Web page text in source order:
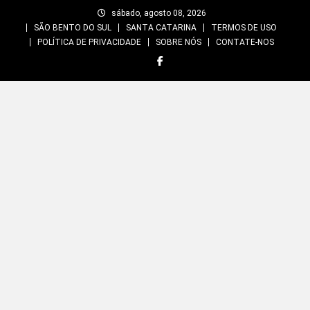
sábado, agosto 08, 2026
SÃO BENTO DO SUL
SANTA CATARINA
TERMOS DE USO
POLÍTICA DE PRIVACIDADE
SOBRE NÓS CONTATE-NOS